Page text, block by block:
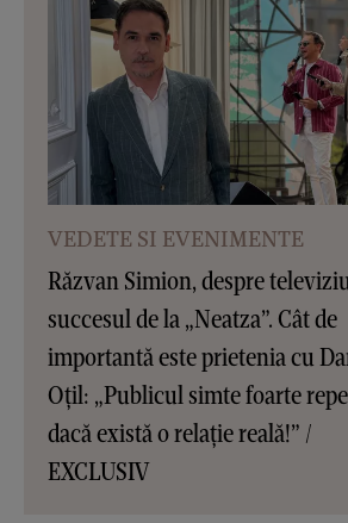
VEDETE SI EVENIMENTE
Răzvan Simion, despre
succesul de la „Neatza”. Cât de
importantă este prietenia cu
Oțil: „Publicul simte foarte
dacă există o relație reală!” /
EXCLUSIV